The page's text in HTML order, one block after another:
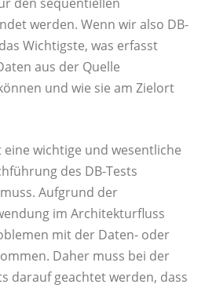
werden. Wenn wir also DB-
Wichtigste, was erfasst
aus der Quelle
und wie sie am Zielort
wichtige und wesentliche
des DB-Tests
Aufgrund der
im Architekturfluss
mit der Daten- oder
Daher muss bei der
darauf geachtet werden, dass